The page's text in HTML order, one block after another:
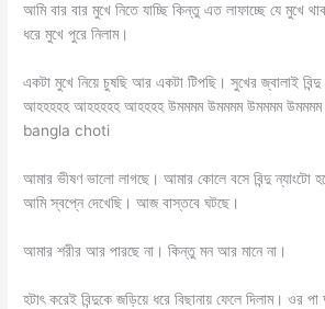
আমি বার বার মুখে নিতে যাচ্ছি কিন্তু এত লাফাচ্ছে যে মুখে
ধরে মুখে পুরে নিলাম।
একটা মুখে নিয়ে চুষছি আর একটা টিপছি। সুখের জ্বালাই
আহহহহহ আহহহহহ আহহহহ উমমমম উমমমম উমমমম
bangla choti
আমার ভীষণ ভালো লাগছে। আমার কোলে বসে বিন্দু ন্যাংটো
আমি স্বপ্নে দেখেছি। আজ বাস্তবে ঘটছে।
আমার শরীর আর পারছে না। কিন্তু মন আর মানে না।
হটাৎ করেই বিন্দুকে জড়িয়ে ধরে বিছানায় ফেলে দিলাম। ওর